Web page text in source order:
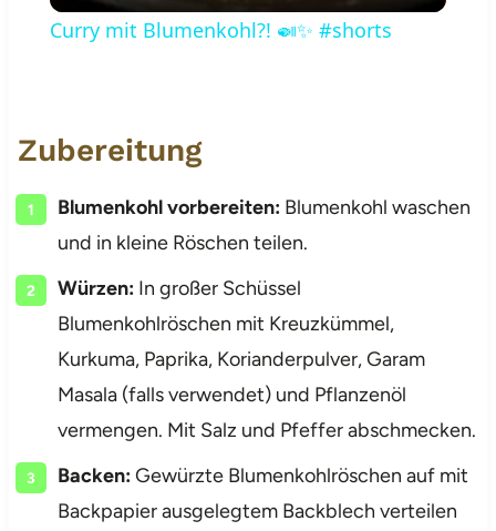
Curry mit Blumenkohl?! 🍛✨ #shorts
Zubereitung
Blumenkohl vorbereiten:Blumenkohl waschen
und in kleine Röschen teilen.
Würzen:In großer Schüssel
Blumenkohlröschen mit Kreuzkümmel,
Kurkuma, Paprika, Korianderpulver, Garam
Masala (falls verwendet) und Pflanzenöl
vermengen. Mit Salz und Pfeffer abschmecken.
Backen:Gewürzte Blumenkohlröschen auf mit
Backpapier ausgelegtem Backblech verteilen